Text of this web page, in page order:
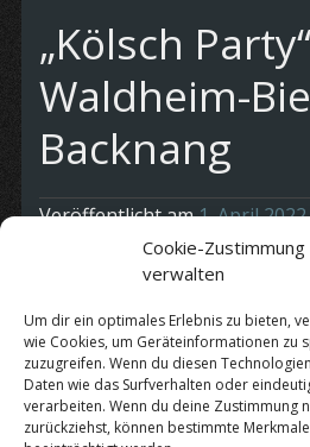
Cookie-Zustimmung
verwalten
Um dir ein optimales Erlebnis zu bieten,
wie Cookies, um Geräteinformationen zu
zuzugreifen. Wenn du diesen
Daten wie das Surfverhalten oder
verarbeiten. Wenn du deine Zustimmung
zurückziehst, können bestimmte
„Kölsch
Waldheim-
Backnang
Veröffentlicht am1. April 2022
„Kölsch Party“
Nähere Infos folgen
Kategorie:Termine